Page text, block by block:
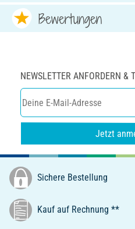
Bewertungen
NEWSLETTER ANFORDERN &
Jetzt
Sichere Bestellung
Kauf auf Rechnung **